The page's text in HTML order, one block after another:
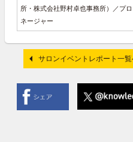
所・株式会社野村卓也事務所）／プ
ネージャー
サロンイベントレポート一覧